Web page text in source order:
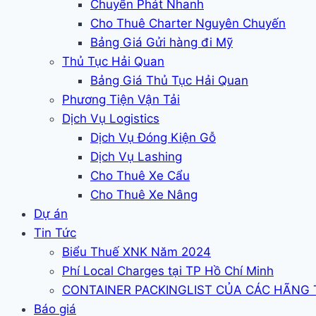
Chuyển Phát Nhanh
Cho Thuê Charter Nguyên Chuyến
Bảng Giá Gửi hàng đi Mỹ
Thủ Tục Hải Quan
Bảng Giá Thủ Tục Hải Quan
Phương Tiện Vận Tải
Dịch Vụ Logistics
Dịch Vụ Đóng Kiện Gỗ
Dịch Vụ Lashing
Cho Thuê Xe Cẩu
Cho Thuê Xe Nâng
Dự án
Tin Tức
Biểu Thuế XNK Năm 2024
Phí Local Charges tại TP Hồ Chí Minh
CONTAINER PACKINGLIST CỦA CÁC HÃNG
Báo giá